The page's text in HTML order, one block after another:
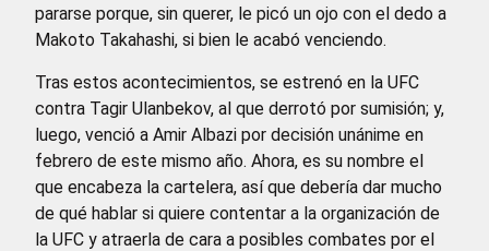
pararse porque, sin querer, le picó un ojo con el dedo a
Makoto Takahashi, si bien le acabó venciendo.
Tras estos acontecimientos, se estrenó en la UFC
contra Tagir Ulanbekov, al que derrotó por sumisión; y,
luego, venció a Amir Albazi por decisión unánime en
febrero de este mismo año. Ahora, es su nombre el
que encabeza la cartelera, así que debería dar mucho
de qué hablar si quiere contentar a la organización de
la UFC y atraerla de cara a posibles combates por el